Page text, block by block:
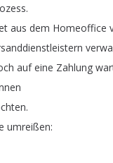
.
aus dem Homeoffice
auf eine Zahlung
.
umreißen: